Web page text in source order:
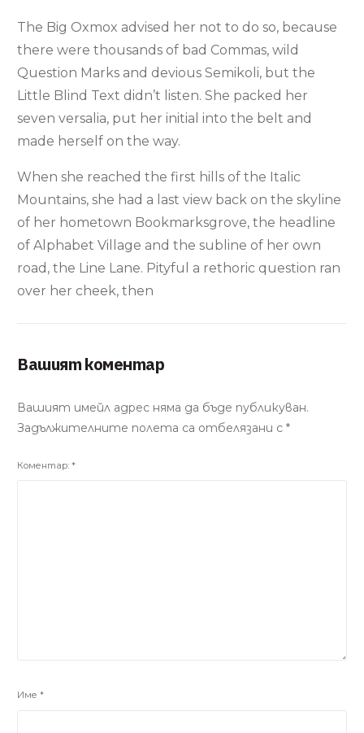
The Big Oxmox advised her not to do so, because
there were thousands of bad Commas, wild
Question Marks and devious Semikoli, but the
Little Blind Text didn’t listen. She packed her
seven versalia, put her initial into the belt and
made herself on the way.
When she reached the first hills of the Italic
Mountains, she had a last view back on the skyline
of her hometown Bookmarksgrove, the headline
of Alphabet Village and the subline of her own
road, the Line Lane. Pityful a rethoric question ran
over her cheek, then
Вашият коментар
Вашият имейл адрес няма да бъде публикуван.
Задължителните полета са отбелязани с*
Коментар:*
Име*